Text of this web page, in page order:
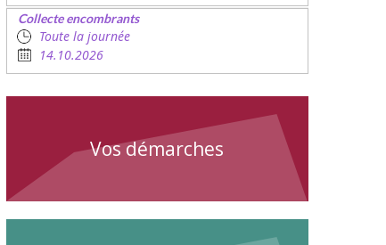
Collecte encombrants
Toute la journée
14.10.2026
Vos démarches